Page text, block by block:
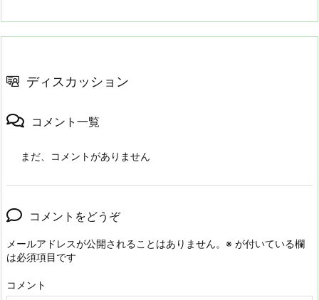
ディスカッション
コメント一覧
まだ、コメントがありません
コメントをどうぞ
メールアドレスが公開されることはありません。 ※ が付いている欄
は必須項目です
コメント